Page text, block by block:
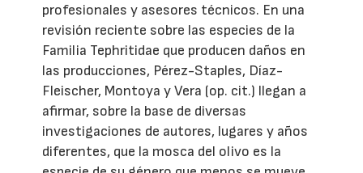
profesionales y asesores técnicos. En una
revisión reciente sobre las especies de la
Familia Tephritidae que producen daños en
las producciones, Pérez-Staples, Díaz-
Fleischer, Montoya y Vera (op. cit.) llegan a
afirmar, sobre la base de diversas
investigaciones de autores, lugares y años
diferentes, que la mosca del olivo es la